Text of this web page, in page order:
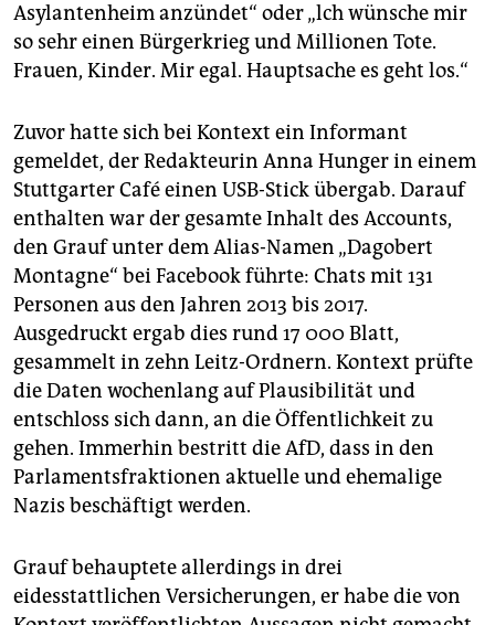
Asylantenheim anzündet“ oder „lch wünsche mir
so sehr einen Bürgerkrieg und Millionen Tote.
Frauen, Kinder. Mir egal. Hauptsache es geht los.“
Zuvor hatte sich bei Kontext ein Informant
gemeldet, der Redakteurin Anna Hunger in einem
Stuttgarter Café einen USB-Stick übergab. Darauf
enthalten war der gesamte Inhalt des Accounts,
den Grauf unter dem Alias-Namen „Dagobert
Montagne“ bei Facebook führte: Chats mit 131
Personen aus den Jahren 2013 bis 2017.
Ausgedruckt ergab dies rund 17 000 Blatt,
gesammelt in zehn Leitz-Ordnern. Kontext prüfte
die Daten wochenlang auf Plausibilität und
entschloss sich dann, an die Öffentlichkeit zu
gehen. Immerhin bestritt die AfD, dass in den
Parlamentsfraktionen aktuelle und ehemalige
Nazis beschäftigt werden.
Grauf behauptete allerdings in drei
eidesstattlichen Versicherungen, er habe die von